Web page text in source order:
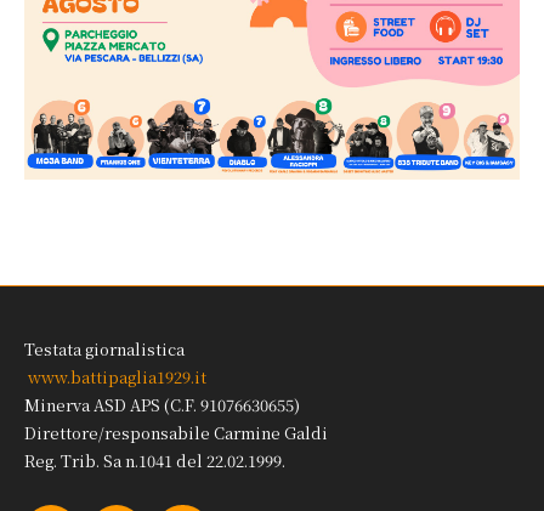
Testata giornalistica
www.battipaglia1929.it
Minerva ASD APS (C.F. 91076630655)
Direttore/responsabile Carmine Galdi
Reg. Trib. Sa n.1041 del 22.02.1999.